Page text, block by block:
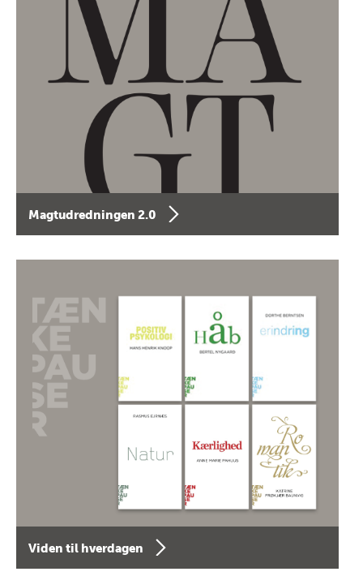
Magtudredningen 2.0
Viden til hverdagen